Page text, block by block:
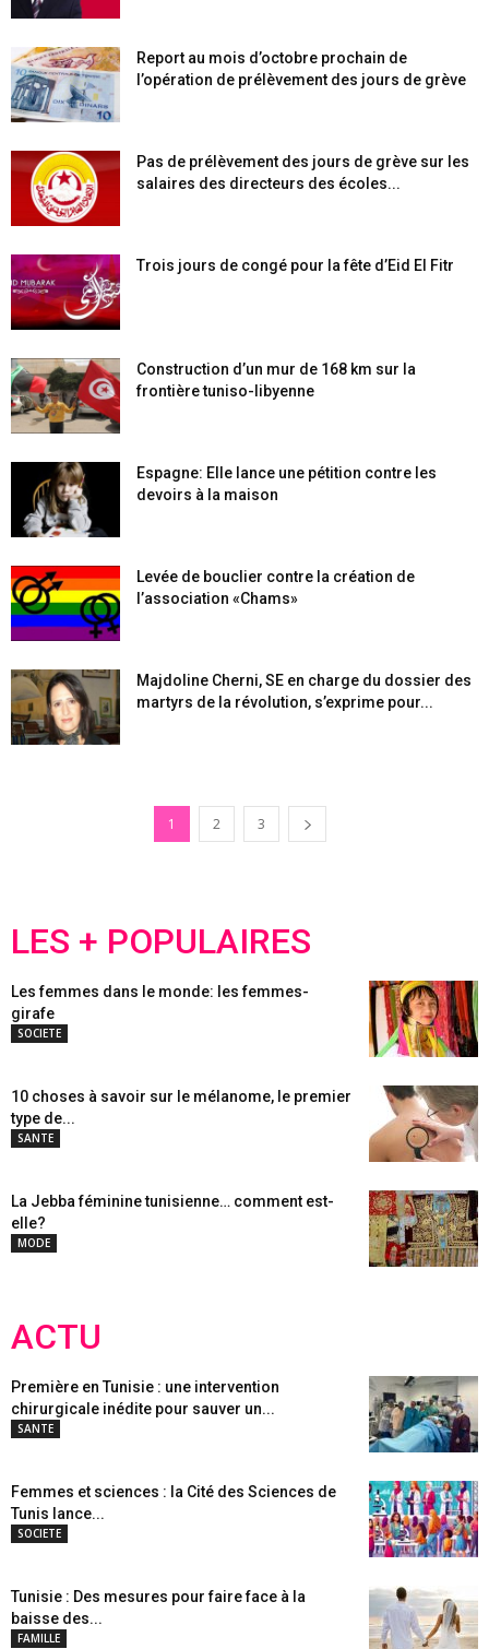
Report au mois d’octobre prochain de
l’opération de prélèvement des jours de grève
Pas de prélèvement des jours de grève sur les
salaires des directeurs des écoles...
Trois jours de congé pour la fête d’Eid El Fitr
Construction d’un mur de 168 km sur la
frontière tuniso-libyenne
Espagne: Elle lance une pétition contre les
devoirs à la maison
Levée de bouclier contre la création de
l’association «Chams»
Majdoline Cherni, SE en charge du dossier des
martyrs de la révolution, s’exprime pour...
1 2 3
LES + POPULAIRES
Les femmes dans le monde: les femmes-
girafe
SOCIETE
10 choses à savoir sur le mélanome, le premier
type de...
SANTE
La Jebba féminine tunisienne… comment est-
elle?
MODE
ACTU
Première en Tunisie : une intervention
chirurgicale inédite pour sauver un...
SANTE
Femmes et sciences : la Cité des Sciences de
Tunis lance...
SOCIETE
Tunisie : Des mesures pour faire face à la
baisse des...
FAMILLE